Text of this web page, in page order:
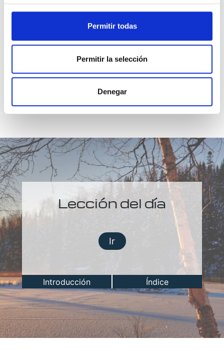
Permitir todas
Permitir la selección
Denegar
la realidad ofrece completa seguridad. Y esto es
lo único que bus­camos hoy.
Lección del día
Ir
Introducción Índice